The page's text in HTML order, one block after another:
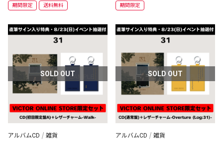
期間限定 送料無料 期間限定
SOLD OUT
アルバムCD 雑貨
SOLD OUT
アルバムCD 雑貨